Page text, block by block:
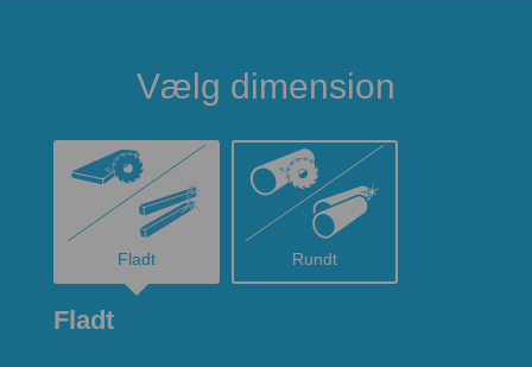
Vælg dimension
Fladt
Fladt
Rundt